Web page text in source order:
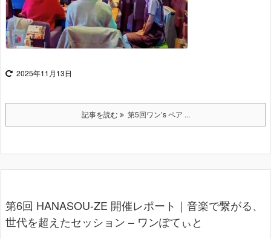
2025年11月13日
記事を読む 第5回ワン’s ペア ...
第6回 HANASOU-ZE 開催レポート｜音楽で繋がる、
世代を超えたセッション – ワンぽてぃと